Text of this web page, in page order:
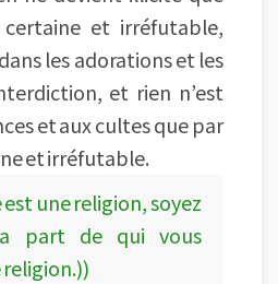
et irréfutable,
les adorations et les
et rien n’est
et aux cultes que par
et irréfutable.
une religion, soyez
part de qui vous